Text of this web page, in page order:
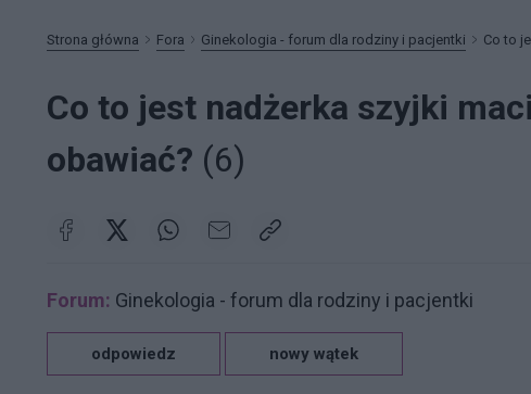
Strona główna Fora Ginekologia - forum dla rodziny i pacjentki Co to
Co to jest nadżerka szyjki
obawiać? (6)
Forum: Ginekologia - forum dla rodziny i pacjentki
odpowiedz nowy wątek